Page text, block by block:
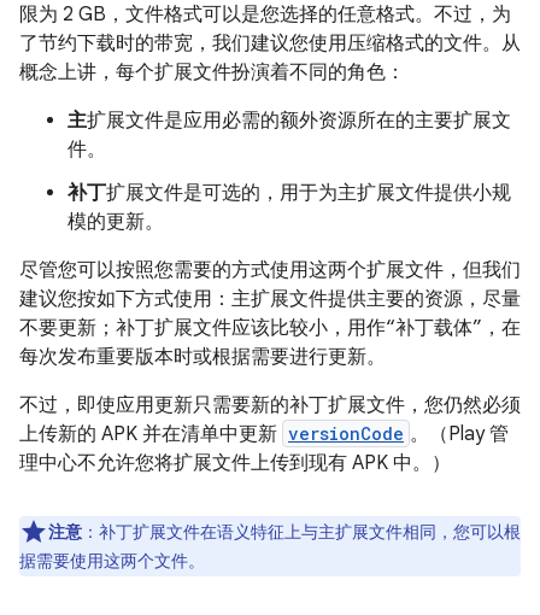
限为 2 GB，文件格式可以是您选择的任意格式。不过，为
了节约下载时的带宽，我们建议您使用压缩格式的文件。从
概念上讲，每个扩展文件扮演着不同的角色：
主扩展文件是应用必需的额外资源所在的主要扩展文
件。
补丁扩展文件是可选的，用于为主扩展文件提供小规
模的更新。
尽管您可以按照您需要的方式使用这两个扩展文件，但我们
建议您按如下方式使用：主扩展文件提供主要的资源，尽量
不要更新；补丁扩展文件应该比较小，用作“补丁载体”，在
每次发布重要版本时或根据需要进行更新。
不过，即使应用更新只需要新的补丁扩展文件，您仍然必须
上传新的 APK 并在清单中更新 versionCode 。（Play 管
理中心不允许您将扩展文件上传到现有 APK 中。）
注意 ：补丁扩展文件在语义特征上与主扩展文件相同，您可以根
据需要使用这两个文件。